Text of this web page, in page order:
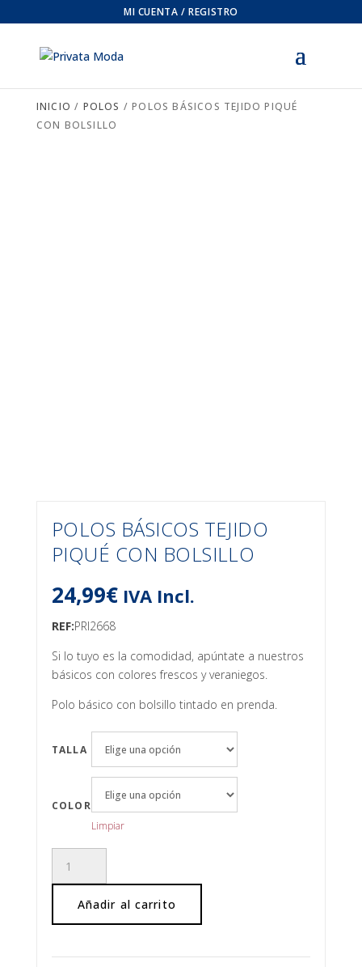
MI CUENTA / REGISTRO
INICIO / POLOS / POLOS BÁSICOS TEJIDO PIQUÉ
CON BOLSILLO
POLOS BÁSICOS TEJIDO
PIQUÉ CON BOLSILLO
24,99€ IVA Incl.
REF:PRI2668
Si lo tuyo es la comodidad, apúntate a nuestros
básicos con colores frescos y veraniegos.
Polo básico con bolsillo tintado en prenda.
TALLA
COLOR
Limpiar
BÁSICOS
PIQUÉ
Añadir al carrito